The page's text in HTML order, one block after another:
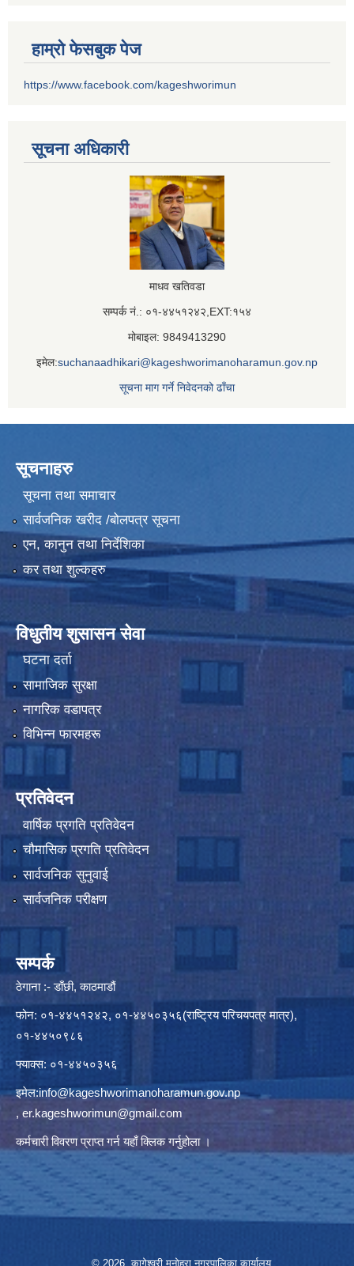
हाम्रो फेसबुक पेज
https://www.facebook.com/kageshworimun
सूचना अधिकारी
माधव खतिवडा
सम्पर्क नं.: ०१-४४५१२४२,EXT:१५४
मोबाइल: 9849413290
इमेल:suchanaadhikari@kageshworimanoharamun.gov.np
सूचना माग गर्ने निवेदनको ढाँचा
सूचनाहरु
सूचना तथा समाचार
सार्वजनिक खरीद /बोलपत्र सूचना
एन, कानुन तथा निर्देशिका
कर तथा शुल्कहरु
विधुतीय शुसासन सेवा
घटना दर्ता
सामाजिक सुरक्षा
नागरिक वडापत्र
विभिन्न फारमहरू
प्रतिवेदन
वार्षिक प्रगति प्रतिवेदन
चौमासिक प्रगति प्रतिवेदन
सार्वजनिक सुनुवाई
सार्वजनिक परीक्षण
सम्पर्क
ठेगाना :- डाँछी, काठमाडौं
फोन: ०१-४४५१२४२, ०१-४४५०३५६(राष्ट्रिय परिचयपत्र मात्र),
०१-४४५०९८६
फ्याक्स: ०१-४४५०३५६
इमेल:info@kageshworimanoharamun.gov.np
, er.kageshworimun@gmail.com
कर्मचारी विवरण प्राप्त गर्नयहाँ क्लिकगर्नुहोला ।
© 2026 कागेश्वरी मनोहरा नगरपालिका कार्यालय